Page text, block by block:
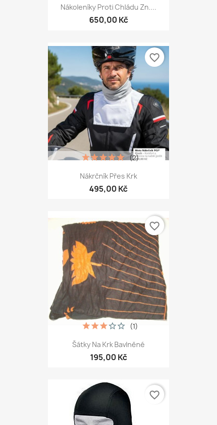
Nákoleníky Proti Chládu Zn....
650,00 Kč
Nákrčník Přes Krk
495,00 Kč
(2)
favorite_border
Šátky Na Krk Bavlněné
195,00 Kč
(1)
favorite_border
favorite_border